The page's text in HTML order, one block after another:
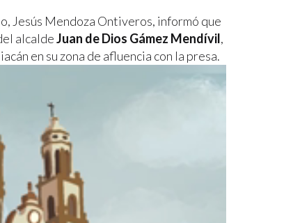
Jesús Mendoza Ontiveros, informó que
alcaldeJuan de Dios Gámez Mendívil,
en su zona de afluencia con la presa.